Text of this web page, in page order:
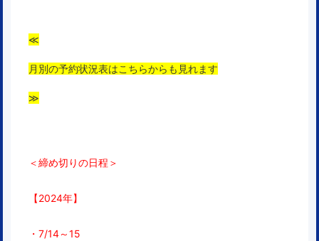
≪
月別の予約状況表はこちらからも見れます
≫
＜締め切りの日程＞
【2024年】
・7/14～15